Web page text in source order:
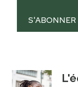
S'ABONNER